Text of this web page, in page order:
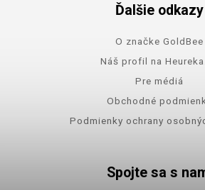
Ďalšie odkazy
O značke GoldBee
Náš profil na
Pre médiá
Obchodné
Podmienky ochrany
Spojte sa s